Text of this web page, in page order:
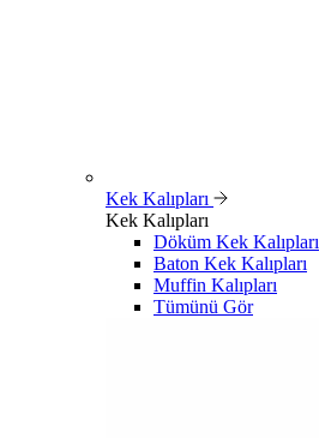
Kek Kalıpları
Kek Kalıpları
Döküm Kek Kalıpları
Baton Kek Kalıpları
Muffin Kalıpları
Tümünü Gör